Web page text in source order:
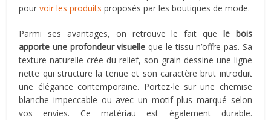
pourvoir les produits proposés par les boutiques de mode.
Parmi ses avantages, on retrouve le fait que le bois
apporte une profondeur visuelle que le tissu n’offre pas. Sa
texture naturelle crée du relief, son grain dessine une ligne
nette qui structure la tenue et son caractère brut introduit
une élégance contemporaine. Portez-le sur une chemise
blanche impeccable ou avec un motif plus marqué selon
vos envies. Ce matériau est également durable.